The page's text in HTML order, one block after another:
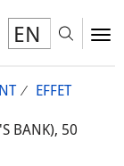
EN
EFFET
BANK), 50